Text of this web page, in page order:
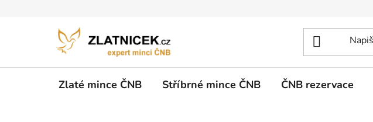
Zlaté mince ČNB Stříbrné mince ČNB ČNB rezervace